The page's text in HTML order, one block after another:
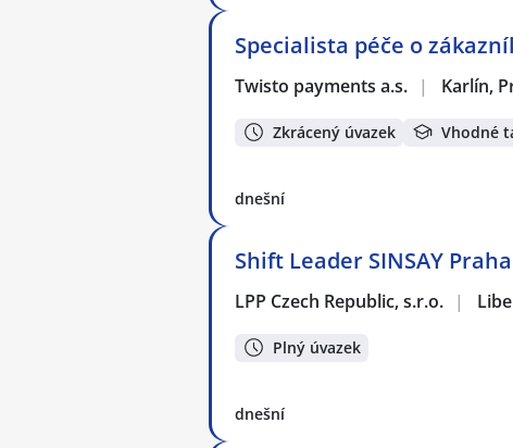
Specialista péče o
Twisto payments a.s. | Karlín,
Zkrácený úvazek Vhodné
dnešní
Shift Leader SINSAY
LPP Czech Republic, s.r.o. |
Plný úvazek
dnešní